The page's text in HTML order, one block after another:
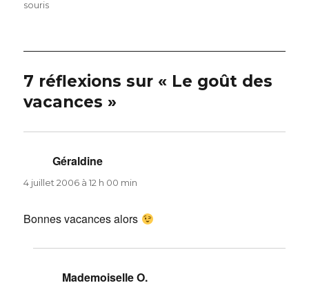
souris
7 réflexions sur « Le goût des
vacances »
Géraldine
4 juillet 2006 à 12 h 00 min
Bonnes vacances alors
Mademoiselle O.